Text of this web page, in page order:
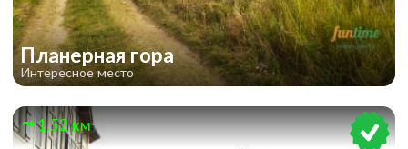
Планерная гора
Интересное место
1.52 км